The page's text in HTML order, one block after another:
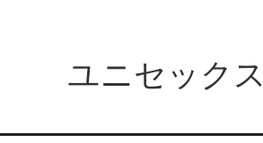
ユニセックス